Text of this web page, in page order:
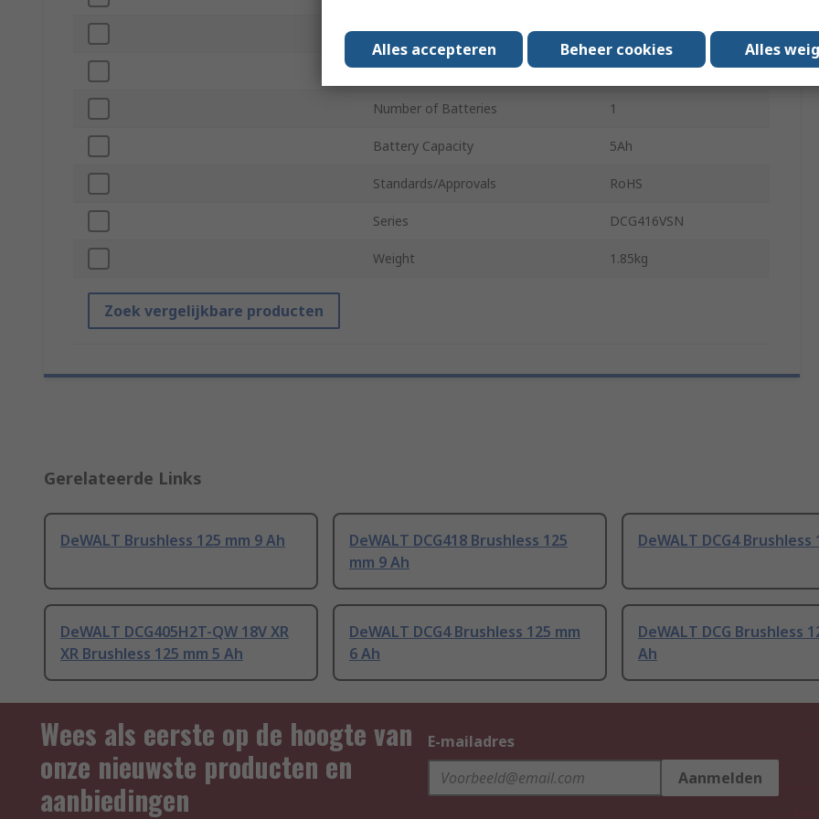
Motor Type Brushless
Spindle Size M14
Number of Batteries 1
Battery Capacity 5Ah
Standards/Approvals RoHS
Series DCG416VSN
Weight 1.85kg
Zoek vergelijkbare producten
Gerelateerde Links
DeWALT Brushless 125 mm 9 Ah
DeWALT DCG418 Brushless 125
mm 9 Ah
DeWALT DCG4 Brushless
DeWALT DCG405H2T-QW 18V XR
XR Brushless 125 mm 5 Ah
DeWALT DCG4 Brushless 125 mm
6 Ah
DeWALT DCG Brushless
Ah
Wees als eerste op de hoogte van
onze nieuwste producten en
aanbiedingen
E-mailadres
Aanmelden
Alles accepteren Beheer cookies Alles